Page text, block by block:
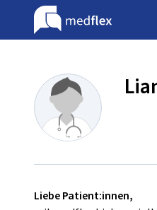
Liebe Patient:innen,